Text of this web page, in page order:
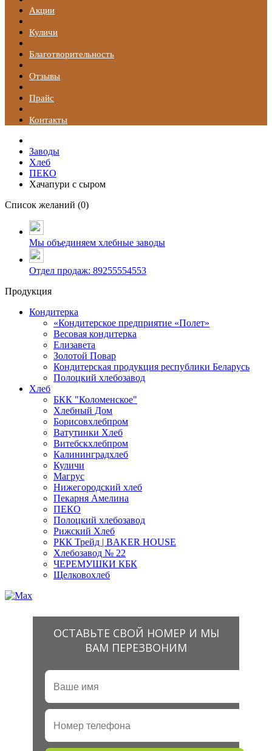
Акции
Куличи
Благотворительность
Отзывы
Прайс
Контакты
Заводы
Хлеб
ПЕКО
Хачапури с сыром
Список желаний (0)
Мы объединяем хлебные заводы
Отдел продаж: 89255554553
Продукция
Кондитерка
«Кондитерское предприятие «Полет»
Весовая кондитерка
Елизавета
Золотой Повар
Кондитерская продукция республики Беларусь
Полоцкий хлебозавод
Хлеб
БКК "Коломенское"
Хлебный Дом
Борисовхлебпром
Ватутинки Хлеб
Витебскхлебпром
Калининградхлеб
Куличи
Магрус
Нижегородский хлеб
Пекарня Амелина
ПЕКО
Полоцкий хлебозавод
Рижский Хлеб
РКК Трейд | BAKER HOUSE
Хлебозавод № 22
ЧЕРЕМУШКИ КБК
Щелковохлеб
ОСТАВЬТЕ СВОЙ НОМЕР И МЫ
ВАМ ПЕРЕЗВОНИМ